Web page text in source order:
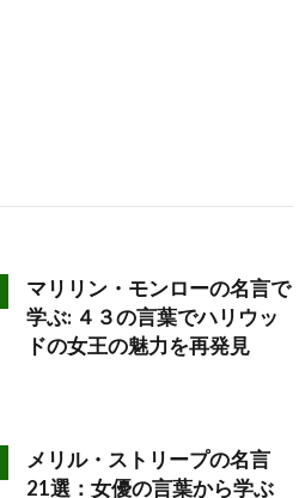
マリリン・モンローの名言で
学ぶ: ４３の言葉でハリウッ
ドの女王の魅力を再発見
メリル・ストリープの名言
21選：女優の言葉から学ぶ